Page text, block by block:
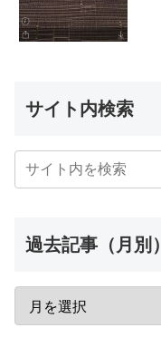
サイト内検索
過去記事（月別）